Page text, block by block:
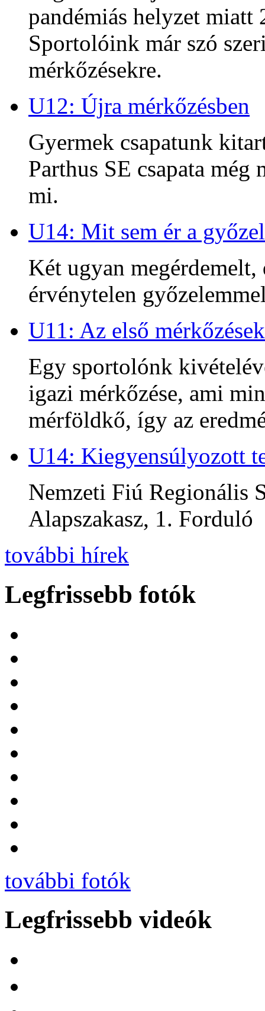
pandémiás helyzet
Sportolóink már szó
mérkőzésekre.
U12: Újra mérkőzésben
Gyermek csapatunk
Parthus SE csapata
mi.
U14: Mit sem ér a
Két ugyan
érvénytelen
U11: Az első mérkőzések
Egy sportolónk
igazi mérkőzése, ami
mérföldkő, így az
U14: Kiegyensúlyozott
Nemzeti Fiú Regionális
Alapszakasz, 1. Forduló
további hírek
Legfrissebb fotók
további fotók
Legfrissebb videók